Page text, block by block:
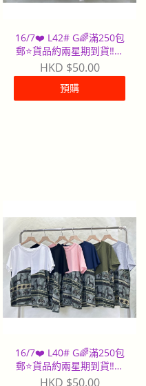
16/7❤️ L42# G🌈滿250包
郵⭐️貨品約兩星期到貨‼️早
到早派
HKD $50.00
預購
16/7❤️ L40# G🌈滿250包
郵⭐️貨品約兩星期到貨‼️早
到早派
HKD $50.00